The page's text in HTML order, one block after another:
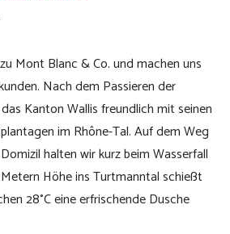
Mont Blanc & Co. und machen uns
Nach dem Passieren der
Kanton Wallis freundlich mit seinen
im Rhône-Tal. Auf dem Weg
halten wir kurz beim Wasserfall
Höhe ins Turtmanntal schießt
28°C eine erfrischende Dusche